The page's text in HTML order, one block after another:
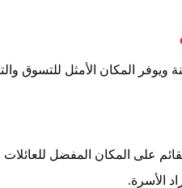
ويوفر المكان الأمثل للتسوق
على المكان المفضل
الأسرة.